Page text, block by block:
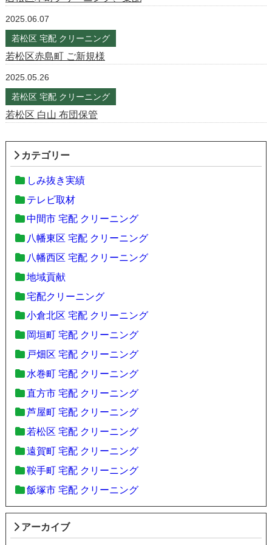
2025.06.07
若松区 宅配 クリーニング
若松区赤島町 ご新規様
2025.05.26
若松区 宅配 クリーニング
若松区 白山 布団保管
カテゴリー
しみ抜き実績
テレビ取材
中間市 宅配 クリーニング
八幡東区 宅配 クリーニング
八幡西区 宅配 クリーニング
地域貢献
宅配クリーニング
小倉北区 宅配 クリーニング
岡垣町 宅配 クリーニング
戸畑区 宅配 クリーニング
水巻町 宅配 クリーニング
直方市 宅配 クリーニング
芦屋町 宅配 クリーニング
若松区 宅配 クリーニング
遠賀町 宅配 クリーニング
鞍手町 宅配 クリーニング
飯塚市 宅配 クリーニング
アーカイブ